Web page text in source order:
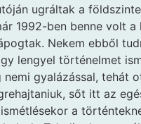
ugráltak a
1992-ben benne volt a
Nekem ebből
lengyel történelmet
nemi gyalázással, tehát
sőt itt az
a